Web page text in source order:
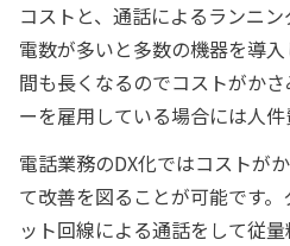
コストと、通話によるランニ
電数が多いと多数の機器を導
間も長くなるのでコストがか
ーを雇用している場合には人件
電話業務のDX化ではコストが
て改善を図ることが可能です
ット回線による通話をして従